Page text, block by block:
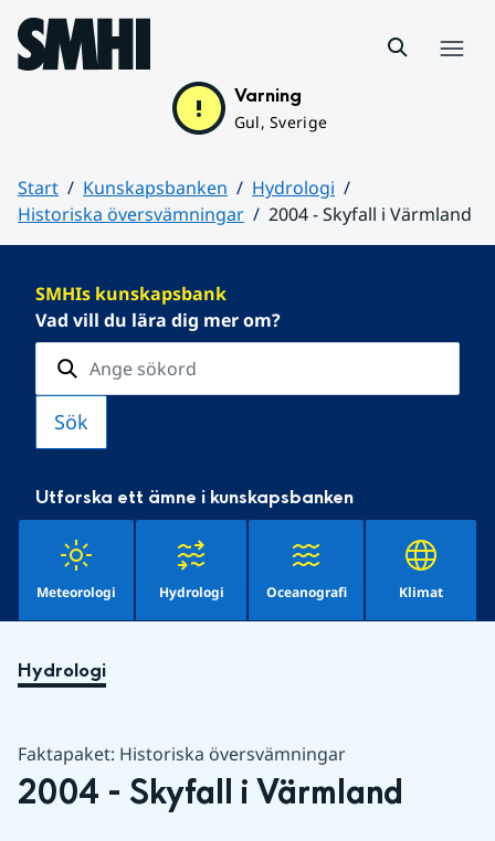
Hoppa till sidans innehåll
Varning
Gul, Sverige
Start Kunskapsbanken
Hydrologi
Historiska översvämningar
2004 - Skyfall i Värmland
SMHIs kunskapsbank
Vad vill du lära dig mer om?
Utforska ett ämne i kunskapsbanken
Meteorologi Hydrologi Oceanografi Klimat
Hydrologi
Faktapaket: Historiska översvämningar
2004 - Skyfall i Värmland